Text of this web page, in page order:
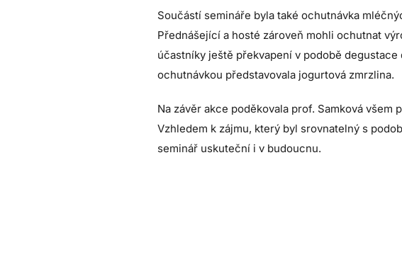
Součástí semináře byla také ochutnávka
Přednášející a hosté zároveň mohli ochutnat
účastníky ještě překvapení v podobě
ochutnávkou představovala jogurtová zmrzlina.
Na závěr akce poděkovala prof. Samková
Vzhledem k zájmu, který byl srovnatelný s
seminář uskuteční i v budoucnu.